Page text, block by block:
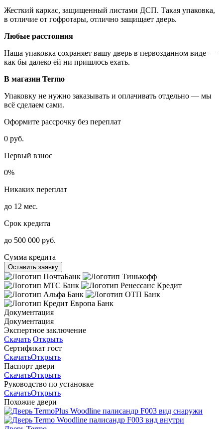
Жесткий каркас, защищенный листами ДСП. Такая упаковка,
в отличие от гофротары, отлично защищает дверь.
Любые расстояния
Наша упаковка сохраняет вашу дверь в первозданном виде —
как бы далеко ей ни пришлось ехать.
В магазин Termo
Упаковку не нужно заказывать и оплачивать отдельно — мы
всё сделаем сами.
Оформите рассрочку без переплат
0 руб.
Первый взнос
0%
Никаких переплат
до 12 мес.
Срок кредита
до 500 000 руб.
Сумма кредита
Оставить заявку
Документация
Документация
Экспертное заключение
Скачать Открыть
Сертификат гост
СкачатьОткрыть
Паспорт двери
СкачатьОткрыть
Руководство по установке
СкачатьОткрыть
Похожие двери